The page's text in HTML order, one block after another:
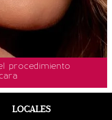
procedimiento
LOCALES